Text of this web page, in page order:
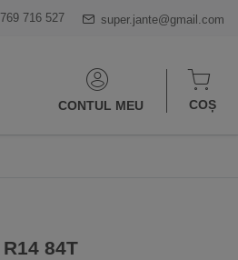
716 527 super.jante@gmail.com
CONTUL MEU COȘ
84T